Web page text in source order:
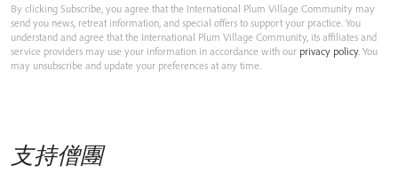
By clicking Subscribe, you agree that the International Plum Village Community may
send you news, retreat information, and special offers to support your practice. You
understand and agree that the International Plum Village Community, its affiliates and
service providers may use your information in accordance with our privacy policy. You
may unsubscribe and update your preferences at any time.
支持僧團